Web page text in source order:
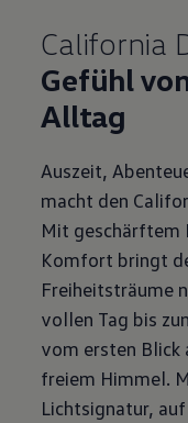
California
Gefühl
Alltag
Auszeit,
macht den
Mit geschärftem
Komfort bringt
Freiheitsträume
vollen Tag bis
vom ersten Blick
freiem Himmel.
Lichtsignatur,